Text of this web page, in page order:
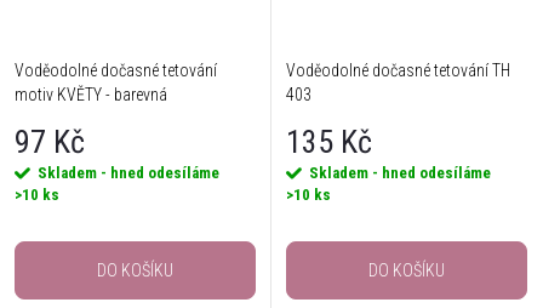
Voděodolné dočasné tetování
motiv KVĚTY - barevná
97 Kč
Skladem - hned odesíláme
>10 ks
DO KOŠÍKU
Voděodolné dočasné tetování TH
403
135 Kč
Skladem - hned odesíláme
>10 ks
DO KOŠÍKU